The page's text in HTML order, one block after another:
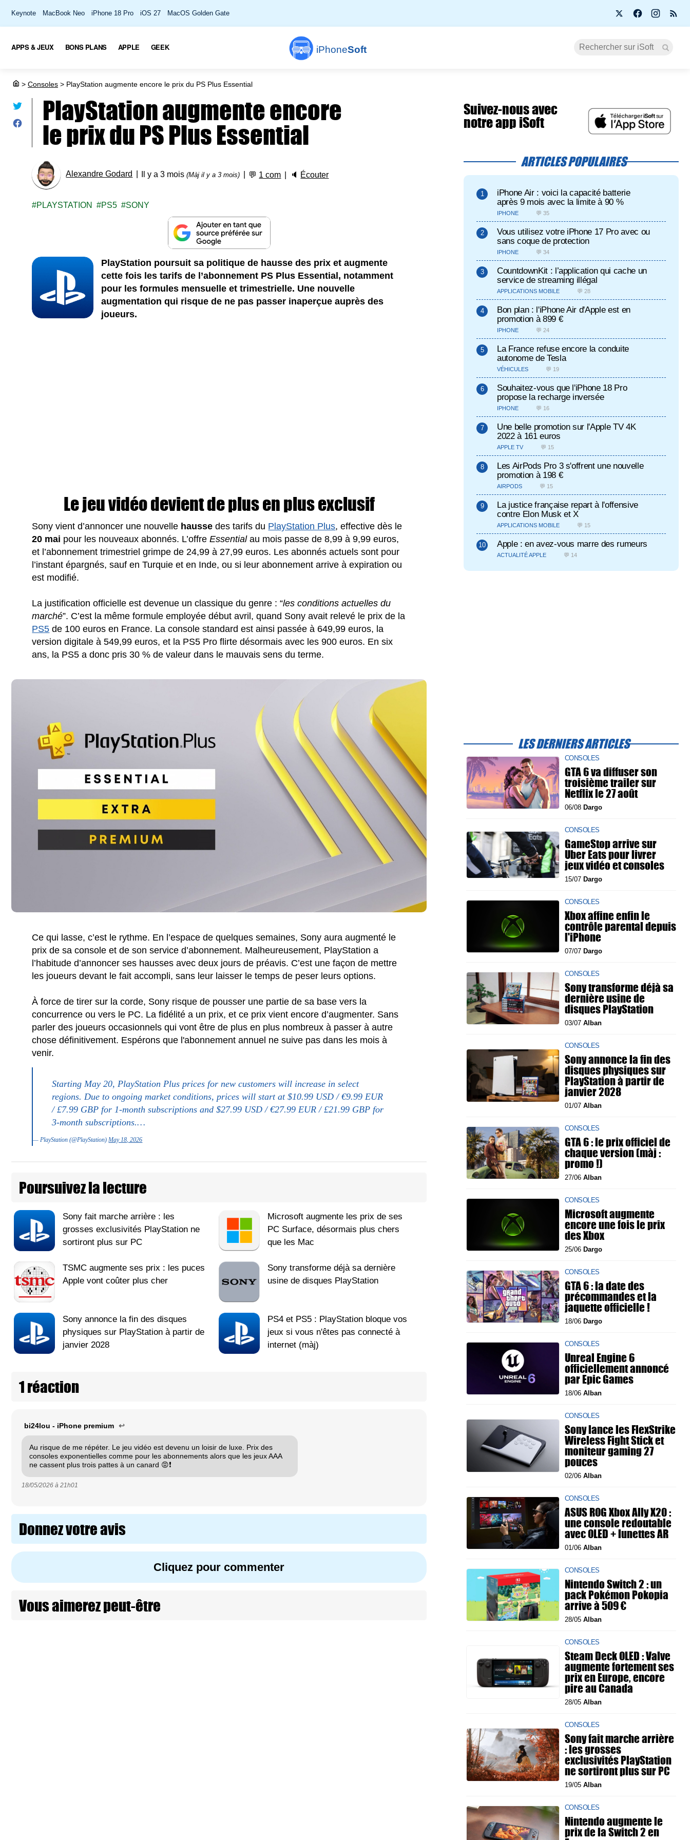
Keynote MacBook Neo iPhone 18 Pro iOS 27 MacOS Golden Gate
iPhoneSoft
APPS & JEUX BONS PLANS APPLE GEEK
> Consoles > PlayStation augmente encore le prix du PS Plus Essential
PlayStation augmente encore
le prix du PS Plus Essential
Alexandre Godard Il y a 3 mois(Màj il y a 3 mois) 💬 1 com 🔈 Écouter
PLAYSTATION PS5 SONY
PlayStation poursuit sa politique de hausse des prix et augmente
cette fois les tarifs de l’abonnement PS Plus Essential, notamment
pour les formules mensuelle et trimestrielle. Une nouvelle
augmentation qui risque de ne pas passer inaperçue auprès des
joueurs.
Le jeu vidéo devient de plus en plus exclusif
Sony vient d’annoncer une nouvelle hausse des tarifs du PlayStation Plus, effective dès le
20 mai pour les nouveaux abonnés. L’offreEssentialau mois passe de 8,99 à 9,99 euros,
et l’abonnement trimestriel grimpe de 24,99 à 27,99 euros. Les abonnés actuels sont pour
l’instant épargnés, sauf en Turquie et en Inde, ou si leur abonnement arrive à expiration ou
est modifié.
La justification officielle est devenue un classique du genre : “les conditions actuelles du
marché”. C’est la même formule employée début avril, quand Sony avait relevé le prix de la
PS5 de 100 euros en France. La console standard est ainsi passée à 649,99 euros, la
version digitale à 549,99 euros, et la PS5 Pro flirte désormais avec les 900 euros. En six
ans, la PS5 a donc pris 30 % de valeur dans le mauvais sens du terme.
Ce qui lasse, c’est le rythme. En l’espace de quelques semaines, Sony aura augmenté le
prix de sa console et de son service d’abonnement. Malheureusement, PlayStation a
l’habitude d’annoncer ses hausses avec deux jours de préavis. C’est une façon de mettre
les joueurs devant le fait accompli, sans leur laisser le temps de peser leurs options.
À force de tirer sur la corde, Sony risque de pousser une partie de sa base vers la
concurrence ou vers le PC. La fidélité a un prix, et ce prix vient encore d’augmenter. Sans
parler des joueurs occasionnels qui vont être de plus en plus nombreux à passer à autre
chose définitivement. Espérons que l'abonnement annuel ne suive pas dans les mois à
venir.
Starting May 20, PlayStation Plus prices for new customers will increase in select
regions. Due to ongoing market conditions, prices will start at $10.99 USD / €9.99 EUR
/ £7.99 GBP for 1-month subscriptions and $27.99 USD / €27.99 EUR / £21.99 GBP for
3-month subscriptions.…
— PlayStation (@PlayStation)May 18, 2026
Poursuivez la lecture
Sony fait marche arrière : les
grosses exclusivités PlayStation ne
sortiront plus sur PC
Microsoft augmente les prix de ses
PC Surface, désormais plus chers
que les Mac
TSMC augmente ses prix : les puces
Apple vont coûter plus cher
Sony transforme déjà sa dernière
usine de disques PlayStation
Sony annonce la fin des disques
physiques sur PlayStation à partir de
janvier 2028
PS4 et PS5 : PlayStation bloque vos
jeux si vous n'êtes pas connecté à
internet (màj)
1 réaction
bi24lou - iPhone premium ↩
Au risque de me répéter. Le jeu vidéo est devenu un loisir de luxe. Prix des
consoles exponentielles comme pour les abonnements alors que les jeux AAA
ne cassent plus trois pattes à un canard 😡❗️
18/05/2026 à 21h01
Donnez votre avis
Cliquez pour commenter
Vous aimerez peut-être
Suivez-nous avec
notre app iSoft
ARTICLES POPULAIRES
iPhone Air : voici la capacité batterie
après 9 mois avec la limite à 90 %
IPHONE 💬 35
Vous utilisez votre iPhone 17 Pro avec ou
sans coque de protection
IPHONE 💬 34
CountdownKit : l’application qui cache un
service de streaming illégal
APPLICATIONS MOBILE 💬 28
Bon plan : l'iPhone Air d'Apple est en
promotion à 899 €
IPHONE 💬 24
La France refuse encore la conduite
autonome de Tesla
VÉHICULES 💬 19
Souhaitez-vous que l'iPhone 18 Pro
propose la recharge inversée
IPHONE 💬 16
Une belle promotion sur l'Apple TV 4K
2022 à 161 euros
APPLE TV 💬 15
Les AirPods Pro 3 s'offrent une nouvelle
promotion à 198 €
AIRPODS 💬 15
La justice française repart à l'offensive
contre Elon Musk et X
APPLICATIONS MOBILE 💬 15
Apple : en avez-vous marre des rumeurs
ACTUALITÉ APPLE 💬 14
LES DERNIERS ARTICLES
CONSOLES
GTA 6 va diffuser son
troisième trailer sur
Netflix le 27 août
06/08 Dargo
CONSOLES
GameStop arrive sur
Uber Eats pour livrer
jeux vidéo et consoles
15/07 Dargo
CONSOLES
Xbox affine enfin le
contrôle parental depuis
l'iPhone
07/07 Dargo
CONSOLES
Sony transforme déjà sa
dernière usine de
disques PlayStation
03/07 Alban
CONSOLES
Sony annonce la fin des
disques physiques sur
PlayStation à partir de
janvier 2028
01/07 Alban
CONSOLES
GTA 6 : le prix officiel de
chaque version (màj :
promo !)
27/06 Alban
CONSOLES
Microsoft augmente
encore une fois le prix
des Xbox
25/06 Dargo
CONSOLES
GTA 6 : la date des
précommandes et la
jaquette officielle !
18/06 Dargo
CONSOLES
Unreal Engine 6
officiellement annoncé
par Epic Games
18/06 Alban
CONSOLES
Sony lance les FlexStrike
Wireless Fight Stick et
moniteur gaming 27
pouces
02/06 Alban
CONSOLES
ASUS ROG Xbox Ally X20 :
une console redoutable
avec OLED + lunettes AR
01/06 Alban
CONSOLES
Nintendo Switch 2 : un
pack Pokémon Pokopia
arrive à 509 €
28/05 Alban
CONSOLES
Steam Deck OLED : Valve
augmente fortement ses
prix en Europe, encore
pire au Canada
28/05 Alban
CONSOLES
Sony fait marche arrière
: les grosses
exclusivités PlayStation
ne sortiront plus sur PC
19/05 Alban
CONSOLES
Nintendo augmente le
prix de la Switch 2 en